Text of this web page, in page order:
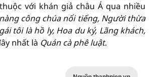
với khán giả châu Á qua nhiều
công chúa nổi tiếng, Người thừa
tôi là hồ ly, Hoa du ký, Lãng khách,
nhất là Quán cà phê luật.